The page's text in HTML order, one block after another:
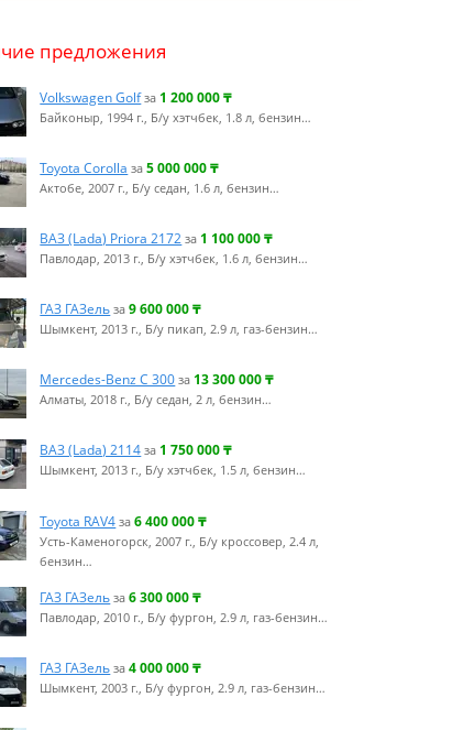
предложения
Volkswagen Golf за 1 200 000₸
Байконыр, 1994 г., Б/у хэтчбек, 1.8 л, бензин…
Toyota Corolla за5 000 000₸
Актобе, 2007 г., Б/у седан, 1.6 л, бензин…
ВАЗ (Lada) Priora 2172 за 1 100 000₸
Павлодар, 2013 г., Б/у хэтчбек, 1.6 л, бензин…
ГАЗ ГАЗель за9 600 000₸
Шымкент, 2013 г., Б/у пикап, 2.9 л, газ-бензин…
Mercedes-Benz C 300 за 13 300 000₸
Алматы, 2018 г., Б/у седан, 2 л, бензин…
ВАЗ (Lada) 2114 за 1 750 000₸
Шымкент, 2013 г., Б/у хэтчбек, 1.5 л, бензин…
Toyota RAV4 за6 400 000₸
Усть-Каменогорск, 2007 г., Б/у кроссовер, 2.4 л,
бензин…
ГАЗ ГАЗель за6 300 000₸
Павлодар, 2010 г., Б/у фургон, 2.9 л, газ-бензин…
ГАЗ ГАЗель за4 000 000₸
Шымкент, 2003 г., Б/у фургон, 2.9 л, газ-бензин…